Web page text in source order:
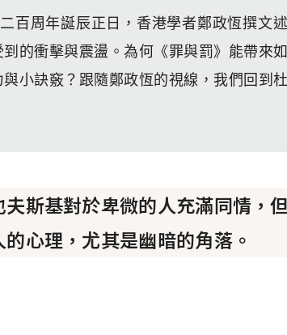
百周年誕辰正日，香港學者鄭政恆撰文
的衝擊與震盪。為何《罪與罰》能帶來
小訣竅？跟隨鄭政恆的視線，我們回到
斯基對於卑微的人充滿同情，
心理，尤其是幽暗的角落。